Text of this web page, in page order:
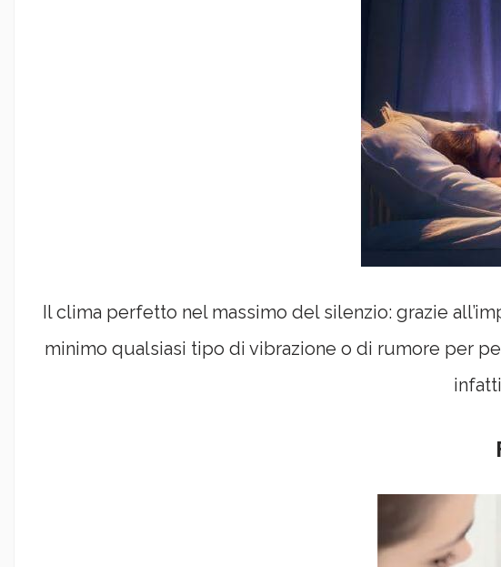
Il clima perfetto nel massimo del silenzio: grazie
minimo qualsiasi tipo di vibrazione o di rumore per